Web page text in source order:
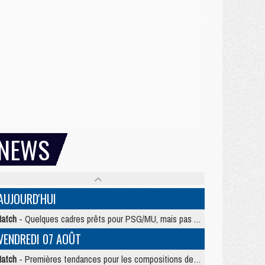
- Quelques cadres prêts pour PSG/MU, mais pas Akliouche ?
07 AOÛT
- Premières tendances pour les compositions de PSG/MU